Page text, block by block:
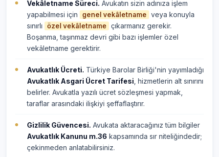
Vekâletname Süreci. Avukatın sizin adınıza işlem
yapabilmesi için
genel vekâletname
veya konuyla
sınırlı
özel vekâletname
çıkarmanız gerekir.
Boşanma, taşınmaz devri gibi bazı işlemler özel
vekâletname gerektirir.
Avukatlık Ücreti. Türkiye Barolar Birliği'nin yayımladığı
Avukatlık Asgari Ücret Tarifesi , hizmetlerin alt sınırını
belirler. Avukatla yazılı ücret sözleşmesi yapmak,
taraflar arasındaki ilişkiyi şeffaflaştırır.
Gizlilik Güvencesi. Avukata aktaracağınız tüm bilgiler
Avukatlık Kanunu m.36 kapsamında sır niteliğindedir;
çekinmeden anlatabilirsiniz.